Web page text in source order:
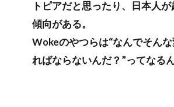
トピアだと思ったり、日本人
傾向がある。
Wokeのやつらは“なんでそん
ればならないんだ？”ってなるん